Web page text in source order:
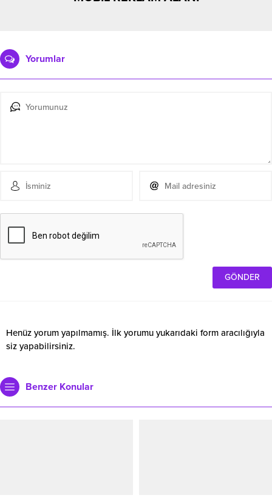
Yorumlar
Henüz yorum yapılmamış. İlk yorumu yukarıdaki form aracılığıyla
siz yapabilirsiniz.
Benzer Konular